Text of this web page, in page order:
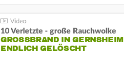
10 Verletzte - große Rauchwolke
GROSSBRAND IN GERNSHEIM E
NDLICH GELÖSCHT